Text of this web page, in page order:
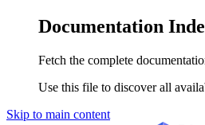
Documentation
Fetch the complete
Use this file to discover all
Skip to main content